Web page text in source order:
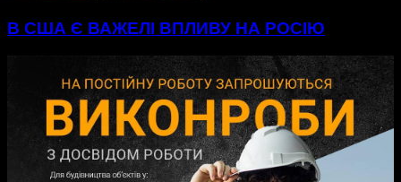
В США Є ВАЖЕЛІ ВПЛИВУ НА РОСІЮ